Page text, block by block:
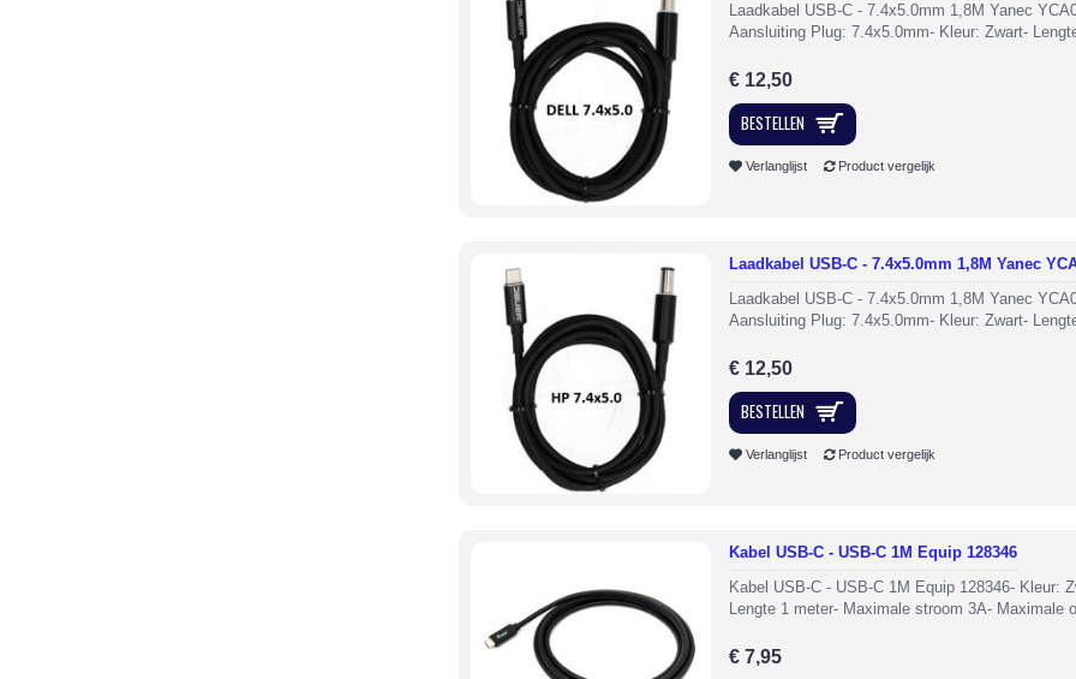
Laadkabel USB-C - 7.4x5.0mm 1,8M Yanec
Aansluiting Plug: 7.4x5.0mm- Kleur: Zwart-
€ 12,50
BESTELLEN
Verlanglijst Product vergelijk
Laadkabel USB-C - 7.4x5.0mm 1,8M Yanec
Laadkabel USB-C - 7.4x5.0mm 1,8M Yanec
Aansluiting Plug: 7.4x5.0mm- Kleur: Zwart-
€ 12,50
BESTELLEN
Verlanglijst Product vergelijk
Kabel USB-C - USB-C 1M Equip 128346
Kabel USB-C - USB-C 1M Equip 128346- Kleur:
Lengte 1 meter- Maximale stroom 3A- Maximale
€ 7,95